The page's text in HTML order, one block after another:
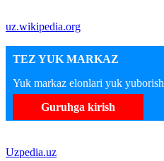
uz.wikipedia.org
TEZ YUK MARKAZ
Yuk markaz elonlari yuk
Guruhga kirish
Uzpedia.uz